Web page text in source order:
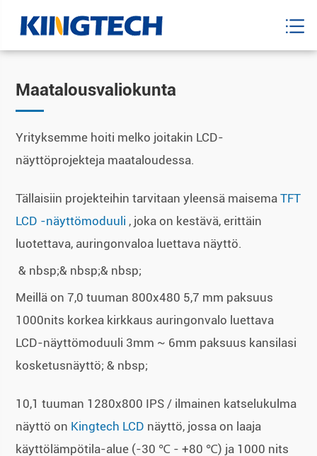
Maatalousvaliokunta
Yrityksemme hoiti melko joitakin LCD-
näyttöprojekteja maataloudessa.
Tällaisiin projekteihin tarvitaan yleensä maisemaTFT
LCD -näyttömoduuli , joka on kestävä, erittäin
luotettava, auringonvaloa luettava näyttö.
& nbsp;& nbsp;& nbsp;
Meillä on 7,0 tuuman 800x480 5,7 mm paksuus
1000nits korkea kirkkaus auringonvalo luettava
LCD-näyttömoduuli 3mm ~ 6mm paksuus kansilasi
kosketusnäyttö; & nbsp;
10,1 tuuman 1280x800 IPS / ilmainen katselukulma
näyttö on Kingtech LCD näyttö, jossa on laaja
käyttölämpötila-alue (-30 ℃ - +80 ℃) ja 1000 nits